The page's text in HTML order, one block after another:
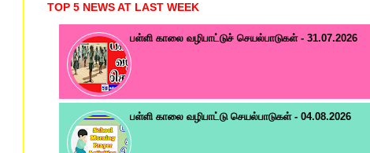
TOP 5 NEWS AT LAST WEEK
பள்ளி காலை வழிபாட்டுச் செயல்பாடுகள் - 31.07.2026
பள்ளி காலை வழிபாட்டு செயல்பாடுகள் - 04.08.2026